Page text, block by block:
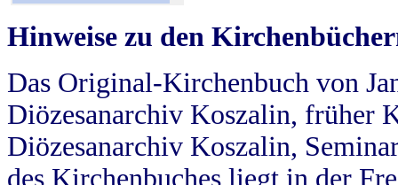
Hinweise zu den
Das Original-Kirchenbuch von
Diözesanarchiv Koszalin, früher
Diözesanarchiv Koszalin,
des Kirchenbuches liegt in der